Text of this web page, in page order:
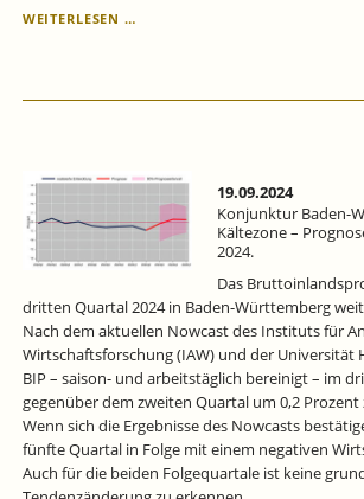
WEITERLESEN …
DAS
–
KONJUNKTUR
IN
19.09.2024
Konjunktur Baden-
Kältezone –
2024.
Das
dritten Quartal 2024 in Baden-Württemberg
Nach dem aktuellen Nowcast des Instituts für
Wirtschaftsforschung (IAW) und der Universität
BIP – saison- und arbeitstäglich bereinigt – im
gegenüber dem zweiten Quartal um 0,2 Prozent
Wenn sich die Ergebnisse des Nowcasts
fünfte Quartal in Folge mit einem negativen
Auch für die beiden Folgequartale ist keine